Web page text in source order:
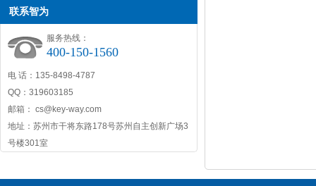
联系智为
服务热线：
400-150-1560
电 话：135-8498-4787
QQ：319603185
邮箱： cs@key-way.com
地址：苏州市干将东路178号苏州自主创新广场3
号楼301室